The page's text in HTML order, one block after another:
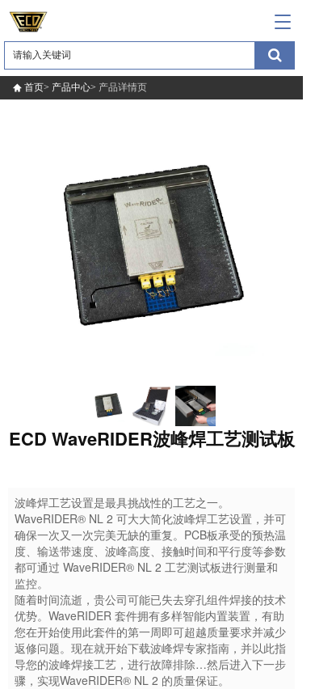
T
o
g
e
首页> 产品中心> 产品详情页
ECD WaveRIDER波峰焊工艺测试板
波峰焊工艺设置是最具挑战性的工艺之一。
WaveRIDER® NL 2 可大大简化波峰焊工艺设置，并可
确保一次又一次完美无缺的重复。PCB板承受的预热温
度、输送带速度、波峰高度、接触时间和平行度等参数
都可通过 WaveRIDER® NL 2 工艺测试板进行测量和
监控。
随着时间流逝，贵公司可能已失去穿孔组件焊接的技术
优势。WaveRIDER 套件拥有多样智能内置装置，有助
您在开始使用此套件的第一周即可超越质量要求并减少
返修问题。现在就开始下载波峰焊专家指南，并以此指
导您的波峰焊接工艺，进行故障排除…然后进入下一步
骤，实现WaveRIDER® NL 2 的质量保证。